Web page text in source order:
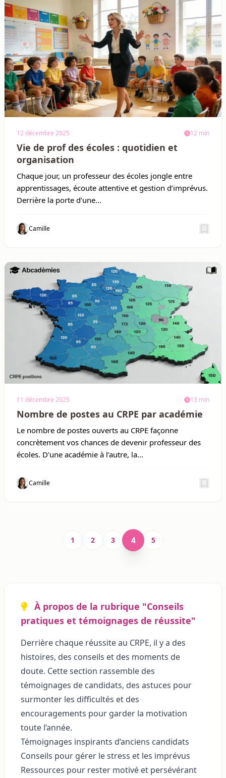
12 décembre 2025 12 min
Vie de prof des écoles : quotidien et
organisation
Chaque jour, un professeur des écoles jongle entre
apprentissages, écoute attentive et gestion d’imprévus.
Derrière la porte d’une...
Camille
11 décembre 2025 13 min
Nombre de postes au CRPE par académie
Le nombre de postes ouverts au CRPE façonne
concrètement vos chances de devenir professeur des
écoles. D’une académie à l’autre, la...
Camille
1 2 3 4 5
À propos de la rubrique "Conseils
pratiques et témoignages de réussite"
Derrière chaque réussite au CRPE, il y a des
histoires, des conseils et des moments de
doute. Cette section rassemble des
témoignages de candidats, des astuces pour
surmonter les difficultés et des
encouragements pour garder la motivation
toute l’année.
Témoignages inspirants d’anciens candidats
Conseils pour gérer le stress et les imprévus
Ressources pour rester motivé et persévérant